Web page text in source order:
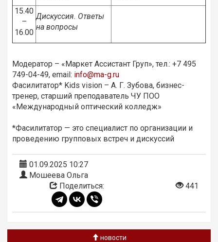
15.40
–
16.00
Дискуссия. Ответы
на вопросы
Модератор – «Маркет Ассистант Груп», тел.: +7 495
749-04-49, email: info@ma-g.ru
Фасилитатор* Kids vision – А. Г. Зубова, бизнес-
тренер, старший преподаватель ЧУ ПОО
«Международный оптический колледж»
*Фасилитатор — это специалист по организации и
проведению групповых встреч и дискуссий
01.09.2025 10:27
Мошеева Ольга
Поделиться:
441
новости